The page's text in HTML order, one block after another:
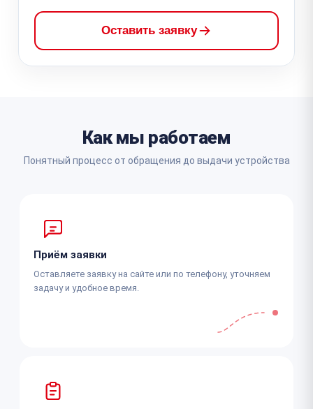
Оставить заявку
Как мы работаем
Понятный процесс от обращения до выдачи устройства
Приём заявки
Оставляете заявку на сайте или по телефону, уточняем
задачу и удобное время.